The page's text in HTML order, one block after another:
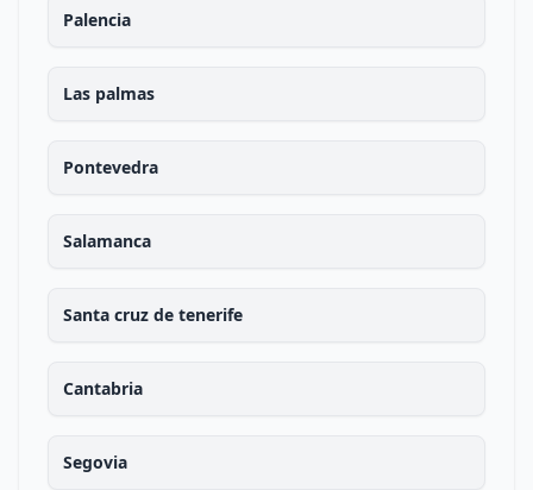
Palencia
Las palmas
Pontevedra
Salamanca
Santa cruz de tenerife
Cantabria
Segovia